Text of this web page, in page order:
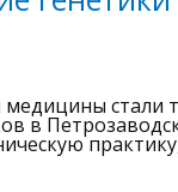
в